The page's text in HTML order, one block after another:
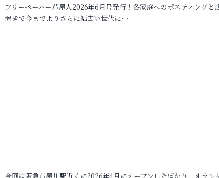
フリーペーパー芦屋人2026年6月号発行！各家庭へのポスティングと
置きで今までよりさらに幅広い世代に…
今回は阪急芦屋川駅近くに2026年4月にオープンしたばかり、オラン